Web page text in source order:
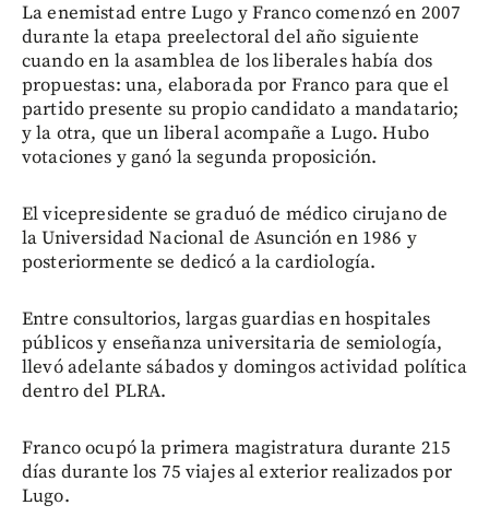
La enemistad entre Lugo y Franco comenzó en 2007
durante la etapa preelectoral del año siguiente
cuando en la asamblea de los liberales había dos
propuestas: una, elaborada por Franco para que el
partido presente su propio candidato a mandatario;
y la otra, que un liberal acompañe a Lugo. Hubo
votaciones y ganó la segunda proposición.
El vicepresidente se graduó de médico cirujano de
la Universidad Nacional de Asunción en 1986 y
posteriormente se dedicó a la cardiología.
Entre consultorios, largas guardias en hospitales
públicos y enseñanza universitaria de semiología,
llevó adelante sábados y domingos actividad política
dentro del PLRA.
Franco ocupó la primera magistratura durante 215
días durante los 75 viajes al exterior realizados por
Lugo.